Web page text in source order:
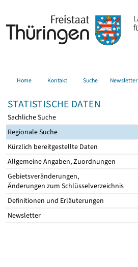
Home Kontakt Suche Newsletter
STATISTISCHE DATEN
Sachliche Suche
Regionale Suche
Kürzlich bereitgestellte Daten
Allgemeine Angaben, Zuordnungen
Gebietsveränderungen,
Änderungen zum Schlüsselverzeichnis
Definitionen und Erläuterungen
Newsletter